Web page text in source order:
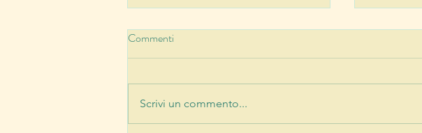
L’ho visto con i miei occhi
Idrogeni
Commenti
Scrivi un commento...